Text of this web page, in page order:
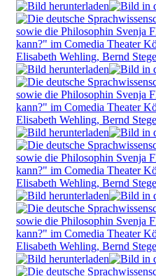
Elisabeth Wehling, Bernd
Elisabeth Wehling, Bernd
Elisabeth Wehling, Bernd
Elisabeth Wehling, Bernd